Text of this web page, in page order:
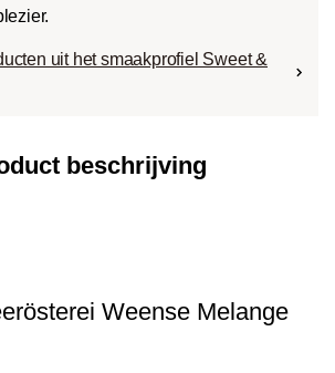
uit het smaakprofiel Sweet &
beschrijving
Weense Melange